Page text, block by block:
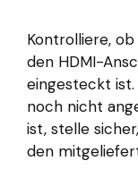
Kontrolliere,
den HDMI-
eingesteckt
noch nicht
ist, stelle
den